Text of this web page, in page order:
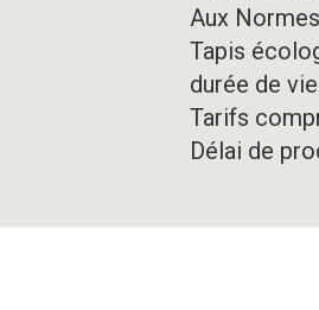
Aux
Tapis
durée de
Tarifs
Délai de